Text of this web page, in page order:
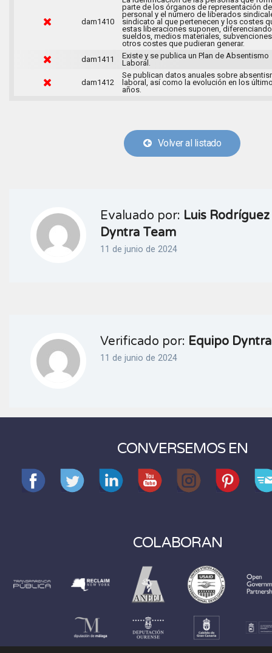
dam1410
parte de los órganos de representación
personal y el número de liberados
sindicato al que pertenecen y los costes
estas liberaciones suponen, diferenciando
sueldos, medios materiales,
otros costes que pudieran generar.
dam1411
Existe y se publica un Plan de Absentismo
Laboral.
dam1412
Se publican datos anuales sobre
laboral, así como la evolución en los
años.
Volver al listado
Evaluado por: Luis
Dyntra Team
11 de junio de 2024
Verificado por: Equipo Dyntra
11 de junio de 2024
CONVERSEMOS EN
COLABORAN